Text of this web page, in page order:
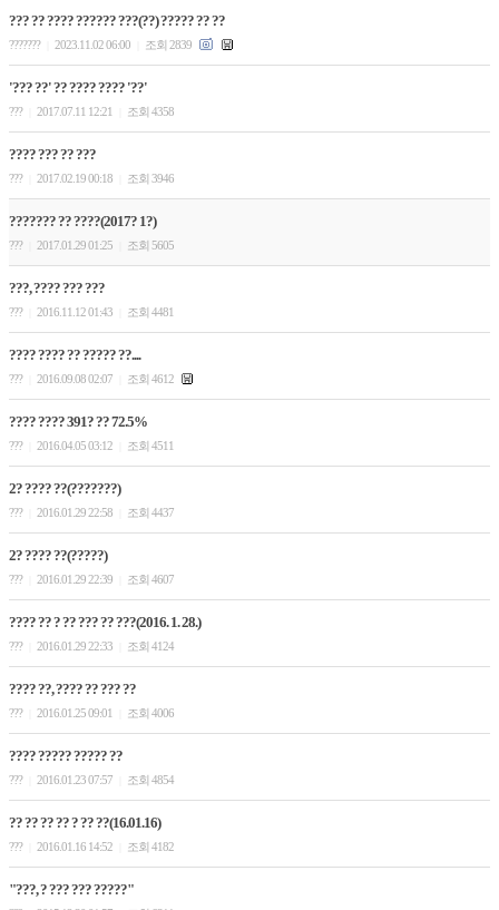
??? ?? ???? ?????? ???(??) ????? ?? ??
??????? 2023.11.02 06:00 조회 2839
'??? ??' ?? ???? ???? '??'
??? 2017.07.11 12:21 조회 4358
???? ??? ?? ???
??? 2017.02.19 00:18 조회 3946
??????? ?? ????(2017? 1?)
??? 2017.01.29 01:25 조회 5605
???, ???? ??? ???
??? 2016.11.12 01:43 조회 4481
???? ???? ?? ????? ??....
??? 2016.09.08 02:07 조회 4612
???? ???? 391? ?? 72.5%
??? 2016.04.05 03:12 조회 4511
2? ???? ??(???????)
??? 2016.01.29 22:58 조회 4437
2? ???? ??(?????)
??? 2016.01.29 22:39 조회 4607
???? ?? ? ?? ??? ?? ???(2016. 1. 28.)
??? 2016.01.29 22:33 조회 4124
???? ??, ???? ?? ??? ??
??? 2016.01.25 09:01 조회 4006
???? ????? ????? ??
??? 2016.01.23 07:57 조회 4854
?? ?? ?? ?? ? ?? ??(16.01.16)
??? 2016.01.16 14:52 조회 4182
"???, ? ??? ??? ?????"